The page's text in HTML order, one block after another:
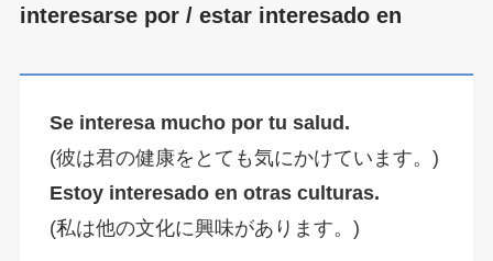
interesarse por / estar interesado en
Se interesa mucho por tu salud.
(彼は君の健康をとても気にかけています。)
Estoy interesado en otras culturas.
(私は他の文化に興味があります。)